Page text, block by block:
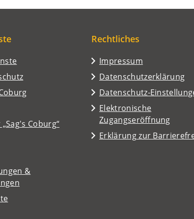
Coburg“
&
Rechtliches
Impressum
Datenschutzerklärung
Datenschutz-
Elektronische
Zugangseröffnung
Erklärung zur